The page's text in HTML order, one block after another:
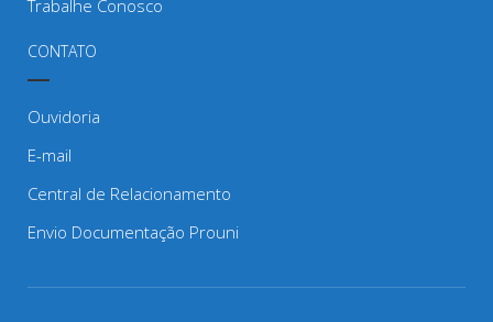
Trabalhe Conosco
CONTATO
Ouvidoria
E-mail
Central de Relacionamento
Envio Documentação Prouni